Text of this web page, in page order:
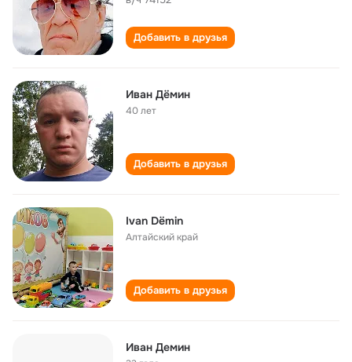
Добавить в друзья
Иван Дëмин
40 лет
Добавить в друзья
Ivan Dëmin
Алтайский край
Добавить в друзья
Иван Демин